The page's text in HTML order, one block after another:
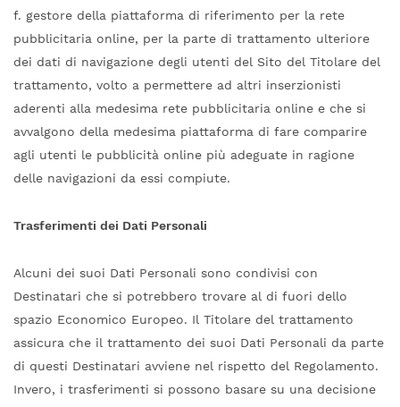
f. gestore della piattaforma di riferimento per la rete
pubblicitaria online, per la parte di trattamento ulteriore
dei dati di navigazione degli utenti del Sito del Titolare del
trattamento, volto a permettere ad altri inserzionisti
aderenti alla medesima rete pubblicitaria online e che si
avvalgono della medesima piattaforma di fare comparire
agli utenti le pubblicità online più adeguate in ragione
delle navigazioni da essi compiute.
Trasferimenti dei Dati Personali
Alcuni dei suoi Dati Personali sono condivisi con
Destinatari che si potrebbero trovare al di fuori dello
spazio Economico Europeo. Il Titolare del trattamento
assicura che il trattamento dei suoi Dati Personali da parte
di questi Destinatari avviene nel rispetto del Regolamento.
Invero, i trasferimenti si possono basare su una decisione